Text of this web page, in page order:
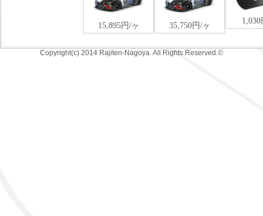
Copyright(c) 2014 Rajiten-Nagoya. All Rights Reserved.©